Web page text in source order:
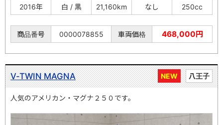
2016年
白 / 黒 21,160km なし 250cc
商品番号 0000078855 車両価格 468,000円
NEW 八王子
V-TWIN MAGNA
人気のアメリカン・マグナ２５０です。